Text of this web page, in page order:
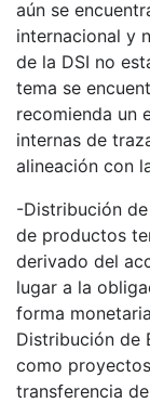
aún se
internacional y
de la DSI no
tema se
recomienda un
internas de
alineación con
-Distribución
de productos
derivado del
lugar a la
forma
Distribución de
como
transferencia